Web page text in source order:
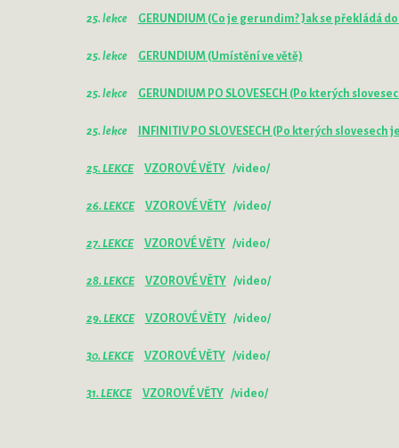
25. lekce GERUNDIUM (Co je gerundim? Jak se překládá
25. lekce GERUNDIUM (Umístění ve větě)
25. lekce GERUNDIUM PO SLOVESECH (Po kterých
25. lekce INFINITIV PO SLOVESECH (Po kterých slovesech
25. LEKCE VZOROVÉ VĚTY/video/
26. LEKCE VZOROVÉ VĚTY/video/
27. LEKCE VZOROVÉ VĚTY/video/
28. LEKCE VZOROVÉ VĚTY/video/
29. LEKCE VZOROVÉ VĚTY/video/
30. LEKCE VZOROVÉ VĚTY/video/
31. LEKCE VZOROVÉ VĚTY/video/